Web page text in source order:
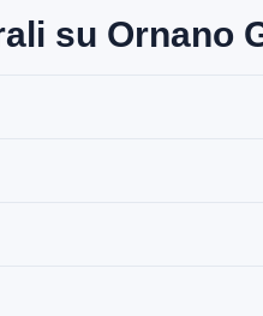
su Ornano